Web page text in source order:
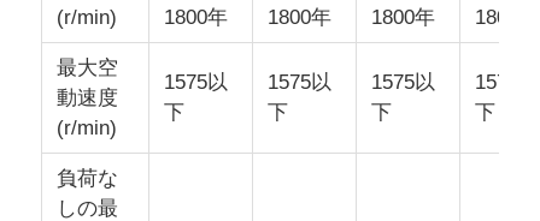
(r/min)
1800年
1800年
1800年
1800年
最大空
動速度
(r/min)
1575以
下
1575以
下
1575以
下
1575以
下
負荷な
しの最